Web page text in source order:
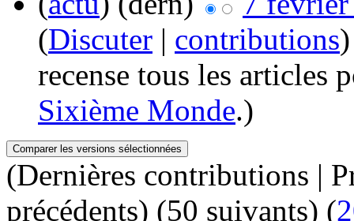
(Discuter | contributions)
recense tous les articles
Sixième Monde.)
(Dernières contributions |
précédents) (50 suivants) (